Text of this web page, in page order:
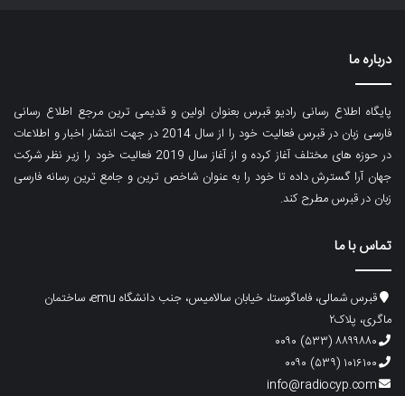
درباره ما
پایگاه اطلاع رسانی رادیو قبرس بعنوان اولین و قدیمی ترین مرجع اطلاع رسانی
فارسی زبان در قبرس فعالیت خود را از سال 2014 در جهت انتشار اخبار و اطلاعات
در حوزه های مختلف آغاز کرده و از آغاز سال 2019 فعالیت خود را زیر نظر شرکت
جهان آرا گسترش داده تا خود را به عنوان شاخص ترین و جامع ترین رسانه فارسی
زبان در قبرس مطرح کند.
تماس با ما
قبرس شمالی، فاماگوستا، خیابان سالامیس، جنب دانشگاه emu، ساختمان
ماگری، پلاک۲
۸۸۹۹۸۸۰ (۵۳۳) ۰۰۹۰
۱۰۱۶۱۰۰ (۵۳۹) ۰۰۹۰
info@radiocyp.com